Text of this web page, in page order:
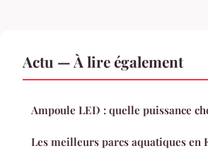
Actu — À lire également
Ampoule LED : quelle puissance
Les meilleurs parcs aquatiques en